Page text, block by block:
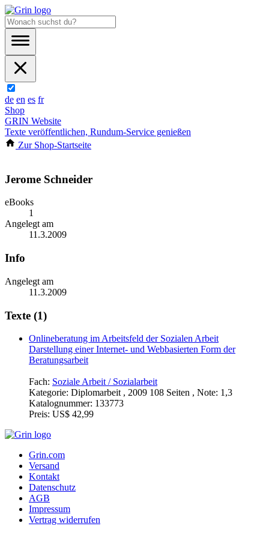
de en es fr
Shop
GRIN Website
Texte veröffentlichen, Rundum-Service genießen
Zur Shop-Startseite
Jerome Schneider
eBooks
1
Angelegt am
11.3.2009
Info
Angelegt am
11.3.2009
Texte (1)
Onlineberatung im Arbeitsfeld der Sozialen Arbeit
Darstellung einer Internet- und Webbasierten Form der
Beratungsarbeit
Fach: Soziale Arbeit / Sozialarbeit
Kategorie: Diplomarbeit , 2009 108 Seiten , Note: 1,3
Katalognummer: 133773
Preis: US$ 42,99
Grin.com
Versand
Kontakt
Datenschutz
AGB
Impressum
Vertrag widerrufen